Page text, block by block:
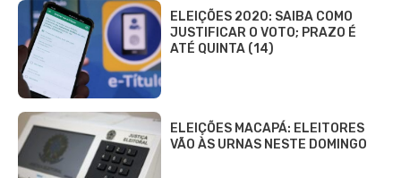
ELEIÇÕES 2020: SAIBA COMO
JUSTIFICAR O VOTO; PRAZO É
ATÉ QUINTA (14)
ELEIÇÕES MACAPÁ: ELEITORES
VÃO ÀS URNAS NESTE DOMINGO